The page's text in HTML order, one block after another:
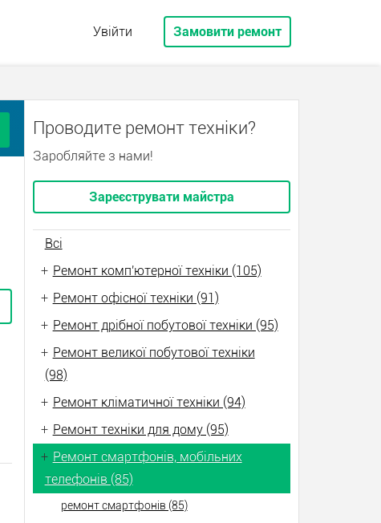
Увійти Замовити ремонт
Проводите ремонт техніки?
Заробляйте з нами!
Зареєструвати майстра
Всі
+ Ремонт комп'ютерної техніки (105)
+ Ремонт офісної техніки (91)
+ Ремонт дрібної побутової техніки (95)
+ Ремонт великої побутової техніки
(98)
+ Ремонт кліматичної техніки (94)
+ Ремонт техніки для дому (95)
+ Ремонт смартфонів, мобільних
телефонів (85)
ремонт смартфонів (85)